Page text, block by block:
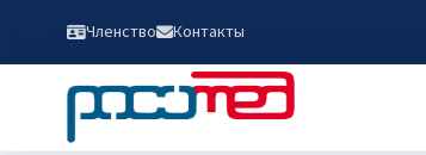
Членство Контакты